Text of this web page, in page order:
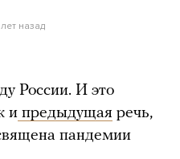
назад
России. И это
и предыдущая речь,
пандемии